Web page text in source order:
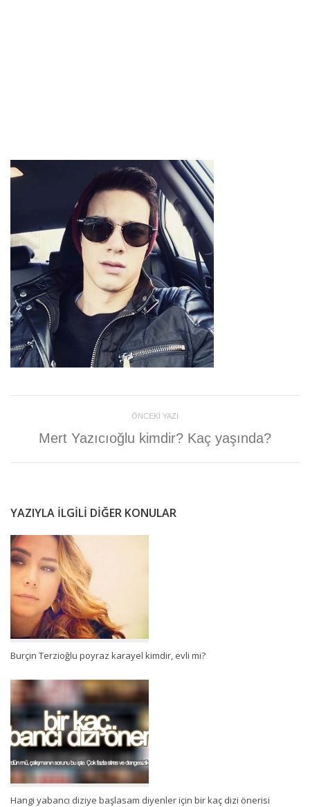
ÖNCEKI YAZI
Mert Yazıcıoğlu kimdir? Kaç yaşında?
YAZIYLA ILGILI DIĞER KONULAR
Burçin Terzioğlu poyraz karayel kimdir, evli mi?
Hangi yabancı diziye başlasam diyenler için bir kaç dizi önerisi